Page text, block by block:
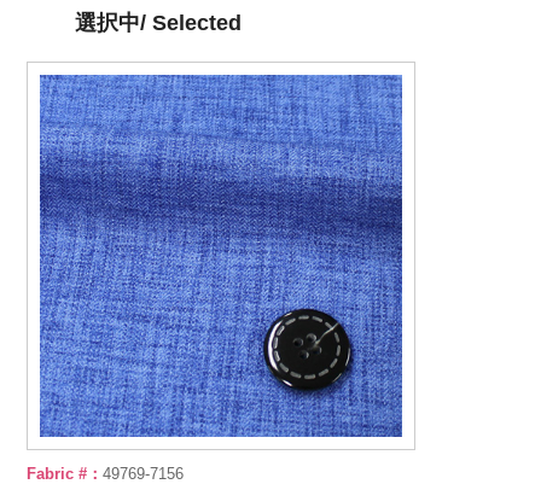
選択中/ Selected
Fabric #：49769-7156